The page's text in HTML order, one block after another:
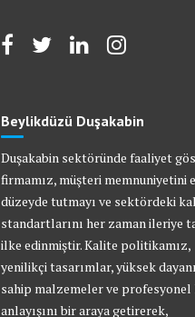
Beylikdüzü Duşakabin
Duşakabin sektöründe faaliyet
firmamız, müşteri memnuniyetini
düzeyde tutmayı ve sektördeki
standartlarını her zaman ileriye
ilke edinmiştir. Kalite politikamız,
yenilikçi tasarımlar, yüksek
sahip malzemeler ve
anlayışını bir araya getirerek,